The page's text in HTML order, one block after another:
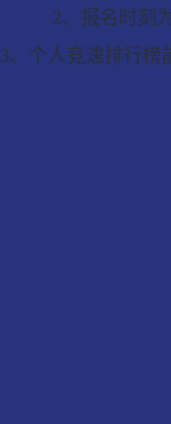
2、报名时刻
3、个人竞速排行榜